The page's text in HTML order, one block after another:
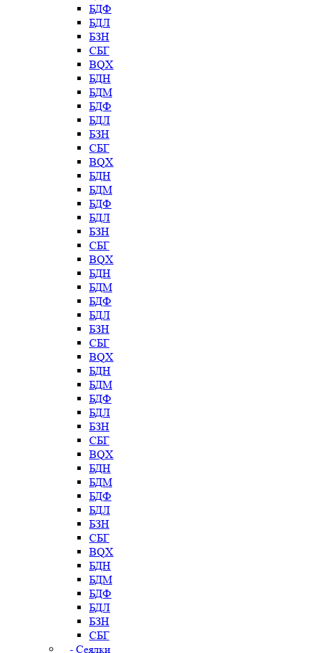
БДФ
БДЛ
БЗН
СБГ
BQX
БДН
БДМ
БДФ
БДЛ
БЗН
СБГ
BQX
БДН
БДМ
БДФ
БДЛ
БЗН
СБГ
BQX
БДН
БДМ
БДФ
БДЛ
БЗН
СБГ
BQX
БДН
БДМ
БДФ
БДЛ
БЗН
СБГ
BQX
БДН
БДМ
БДФ
БДЛ
БЗН
СБГ
BQX
БДН
БДМ
БДФ
БДЛ
БЗН
СБГ
- Сеялки